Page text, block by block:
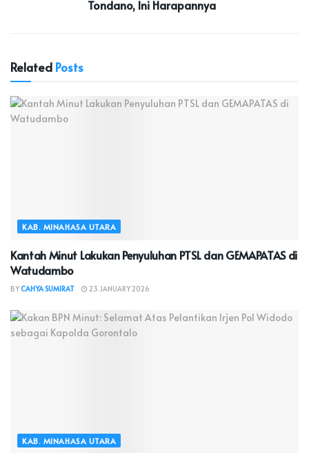
Tondano, Ini Harapannya
Related Posts
KAB. MINAHASA UTARA
Kantah Minut Lakukan Penyuluhan PTSL dan GEMAPATAS di
Watudambo
BYCAHYA SUMIRAT 23 JANUARY 2026
KAB. MINAHASA UTARA